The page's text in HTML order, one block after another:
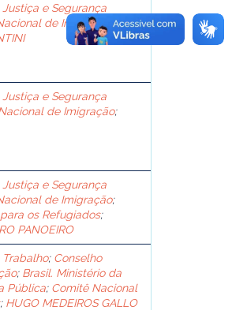
e Segurança
de Imigração ;
e Segurança
de Imigração;
e Segurança
de Imigração;
os Refugiados;
PANOEIRO
Trabalho; Conselho
; Brasil. Ministério da
Pública; Comitê Nacional
; HUGO MEDEIROS GALLO